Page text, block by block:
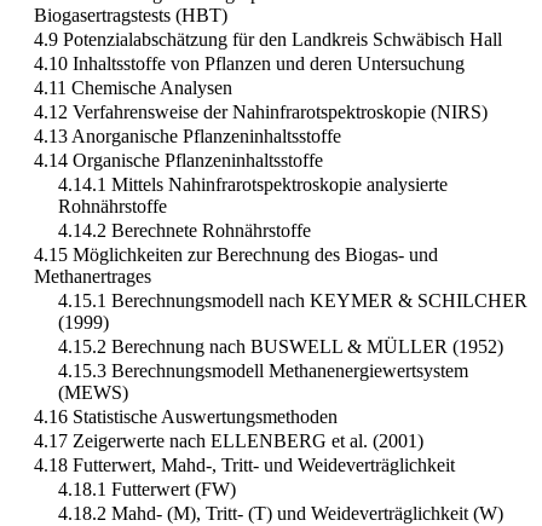
Biogasertragstests (HBT)
4.9 Potenzialabschätzung für den Landkreis Schwäbisch Hall
4.10 Inhaltsstoffe von Pflanzen und deren Untersuchung
4.11 Chemische Analysen
4.12 Verfahrensweise der Nahinfrarotspektroskopie (NIRS)
4.13 Anorganische Pflanzeninhaltsstoffe
4.14 Organische Pflanzeninhaltsstoffe
4.14.1 Mittels Nahinfrarotspektroskopie analysierte
Rohnährstoffe
4.14.2 Berechnete Rohnährstoffe
4.15 Möglichkeiten zur Berechnung des Biogas- und
Methanertrages
4.15.1 Berechnungsmodell nach KEYMER & SCHILCHER
(1999)
4.15.2 Berechnung nach BUSWELL & MÜLLER (1952)
4.15.3 Berechnungsmodell Methanenergiewertsystem
(MEWS)
4.16 Statistische Auswertungsmethoden
4.17 Zeigerwerte nach ELLENBERG et al. (2001)
4.18 Futterwert, Mahd-, Tritt- und Weideverträglichkeit
4.18.1 Futterwert (FW)
4.18.2 Mahd- (M), Tritt- (T) und Weideverträglichkeit (W)